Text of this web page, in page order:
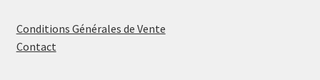
Conditions Générales de Vente
Contact